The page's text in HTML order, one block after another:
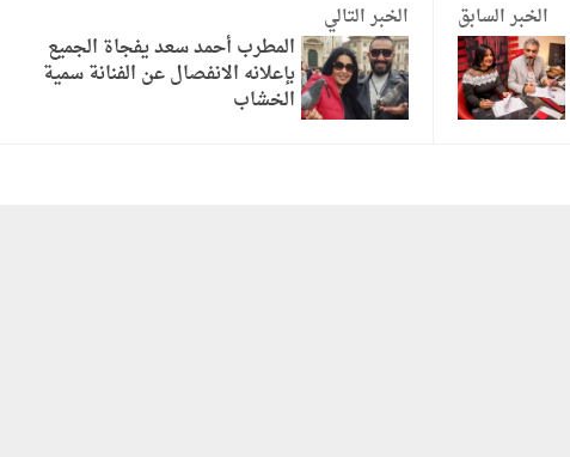
الخبر السابق الخبر التالي
المطرب أحمد سعد يفجاة الجميع
بإعلانه الانفصال عن الفنانة سمية
الخشاب